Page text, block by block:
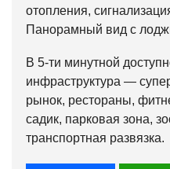
отопления,
Панорамный вид с
В 5-ти минутной
инфраструктура —
рынок, рестораны,
садик, парковая зона,
транспортная развязка.